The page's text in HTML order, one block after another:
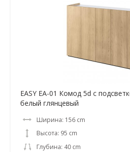
EASY EA-01 Комод 5d с
белый глянцевый
Ширина: 156 cm
Высота: 95 cm
Глубина: 40 cm